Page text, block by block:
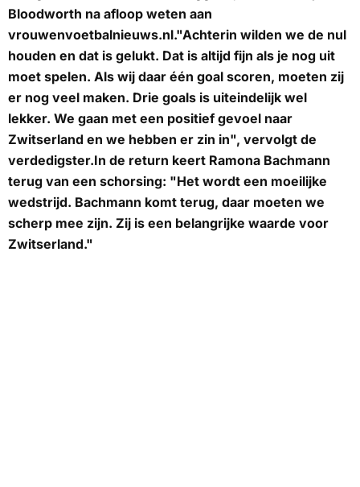
Bloodworth na afloop weten aan
vrouwenvoetbalnieuws.nl."Achterin wilden we de nul
houden en dat is gelukt. Dat is altijd fijn als je nog uit
moet spelen. Als wij daar één goal scoren, moeten zij
er nog veel maken. Drie goals is uiteindelijk wel
lekker. We gaan met een positief gevoel naar
Zwitserland en we hebben er zin in", vervolgt de
verdedigster.In de return keert Ramona Bachmann
terug van een schorsing: "Het wordt een moeilijke
wedstrijd. Bachmann komt terug, daar moeten we
scherp mee zijn. Zij is een belangrijke waarde voor
Zwitserland."